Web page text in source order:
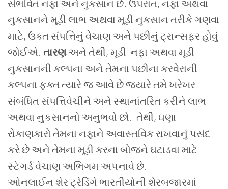
સંભવિત નફા અને નુકસાન છે. ઉપરાંત, નફા અથવા
નુકસાનને મૂડી લાભ અથવા મૂડી નુકસાન તરીકે ગણવા
માટે, ઉક્ત સંપત્તિનું વેચાણ અને પછીનું ટ્રાન્સફર હોવું
જોઈએ. તારણ અને તેથી, મૂડી નફા અથવા મૂડી
નુકસાનની કલ્પના અને તેમના પછીના કરવેરાની
કલ્પના ફક્ત ત્યારે જ આવે છે જ્યારે તમે ખરેખર
સંબંધિત સંપત્તિવેચીને અને સ્થાનાંતરિત કરીને લાભ
અથવા નુકસાનનો અનુભવો છો. તેથી, ઘણા
રોકાણકારો તેમના નફાને અવાસ્તવિક રાખવાનું પસંદ
કરે છે અને તેમના મૂડી કરના બોજને ઘટાડવા માટે
સ્ટેગર્ડ વેચાણ અભિગમ અપનાવે છે.
ઓનલાઈન શેર ટ્રેડિંગે ભારતીયોની શેરબજારમાં